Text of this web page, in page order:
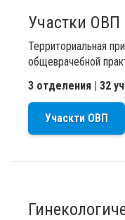
Участки ОВП
Территориальная
общеврачебной
3 отделения | 32
Учаскти ОВП